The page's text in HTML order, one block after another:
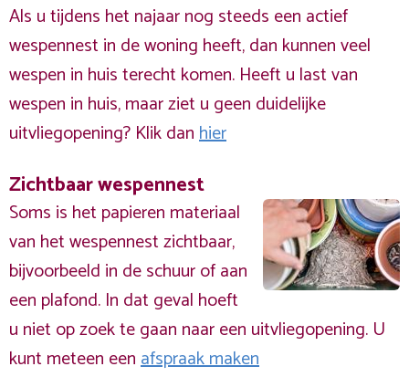
Als u tijdens het najaar nog steeds een actief
wespennest in de woning heeft, dan kunnen veel
wespen in huis terecht komen. Heeft u last van
wespen in huis, maar ziet u geen duidelijke
uitvliegopening? Klik danhier
Zichtbaar wespennest
Soms is het papieren materiaal
van het wespennest zichtbaar,
bijvoorbeeld in de schuur of aan
een plafond. In dat geval hoeft
u niet op zoek te gaan naar een uitvliegopening. U
kunt meteen eenafspraak maken